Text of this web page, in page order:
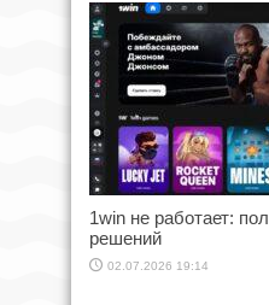
1win не работает:
решений
02.07.2026 19:14